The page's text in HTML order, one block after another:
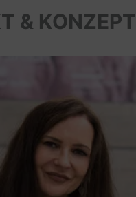
& KONZEPT